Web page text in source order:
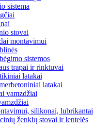
sistema
stovai
montavimui
sistemos
trapai ir rinktuvai
latakai
latakai
vamzdžiai
silikonai, lubrikantai
ženklų stovai ir lentelės